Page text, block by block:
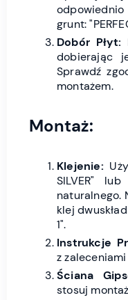
grunt:
Dobór Płyt:
dobierając
Sprawdź
montażem.
Montaż:
Klejenie:
SILVER"
naturalnego.
klej
1".
Instrukcje
z
Ściana
stosuj